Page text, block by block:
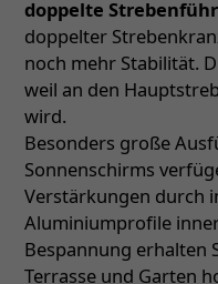
doppelte
doppelter
noch mehr Stabilität.
weil an den
wird.
Besonders große
Sonnenschirms
Verstärkungen durch
Aluminiumprofile
Bespannung erhalten
Terrasse und Garten